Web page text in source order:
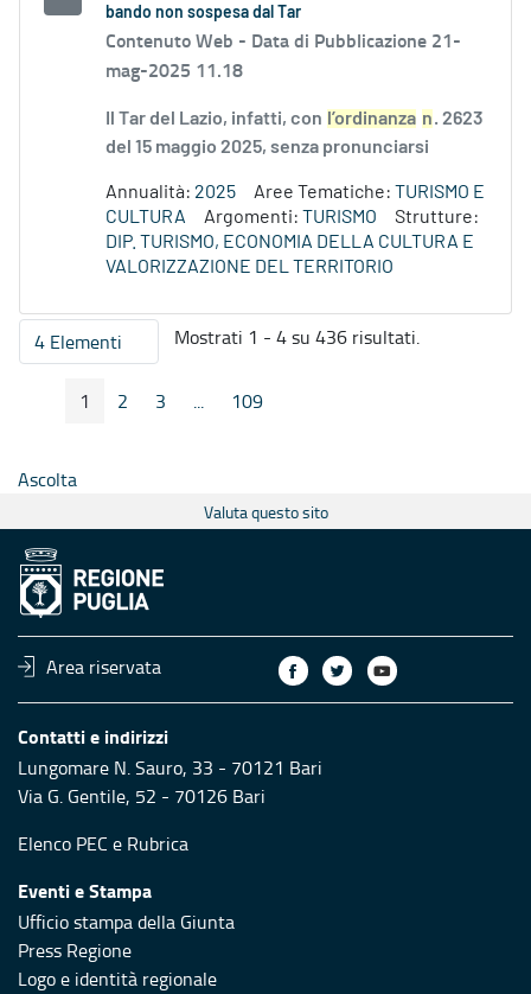
bando non sospesa dal Tar
Contenuto Web - Data di Pubblicazione 21-
mag-2025 11.18
Il Tar del Lazio, infatti, con l’ordinanza n. 2623
del 15 maggio 2025, senza pronunciarsi
Annualità: 2025 Aree Tematiche: TURISMO E
CULTURA
Argomenti: TURISMO
Strutture:
DIP. TURISMO, ECONOMIA DELLA CULTURA E
VALORIZZAZIONE DEL TERRITORIO
4 ElementiPer pagina
Mostrati 1 - 4 su 436 risultati.
Pagina Precedente
Pagina
1 Pagina
2 Pagina
3 ...
Pagine intermedie
Pagina
109
Ascolta
Valuta questo sito
Area riservata
Contatti e indirizzi
Lungomare N. Sauro, 33 - 70121 Bari
Via G. Gentile, 52 - 70126 Bari
Elenco PEC e Rubrica
Eventi e Stampa
Ufficio stampa della Giunta
Press Regione
Logo e identità regionale